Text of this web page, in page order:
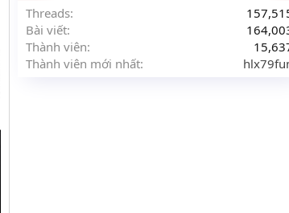
Threads
Bài viết
Thành viên
Thành viên mới nhất